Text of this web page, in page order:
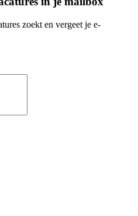
zoekt en vergeet je e-